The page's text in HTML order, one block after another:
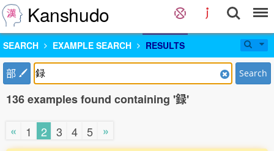
Kanshudo
SEARCH EXAMPLE SEARCH RESULTS
部 Search
136 examples found containing '録'
« 1 2 3 4 5 »